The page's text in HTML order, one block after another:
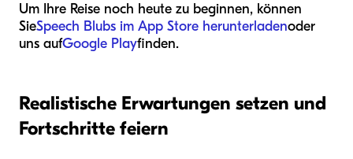
Um Ihre Reise noch heute zu beginnen, können
SieSpeech Blubs im App Store herunterladenoder
uns aufGoogle Playfinden.
Realistische Erwartungen setzen und
Fortschritte feiern